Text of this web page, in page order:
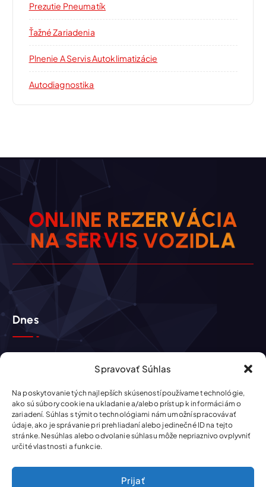
Spravovať Súhlas
Na poskytovanie tých najlepších skúseností používame technológie,
ako sú súbory cookie na ukladanie a/alebo prístup k informáciám o
zariadení. Súhlas s týmito technológiami nám umožní spracovávať
údaje, ako je správanie pri prehliadaní alebo jedinečné ID na tejto
stránke. Nesúhlas alebo odvolanie súhlasu môže nepriaznivo ovplyvniť
určité vlastnosti a funkcie.
Prijať
Prezutie Pneumatík
Ťažné Zariadenia
Plnenie A Servis Autoklimatizácie
Autodiagnostika
ONLINE REZERVÁCIA
NA SERVIS VOZIDLA
Dnes
Sviatok má Štefánia
Zajtra má sviatok Oskar